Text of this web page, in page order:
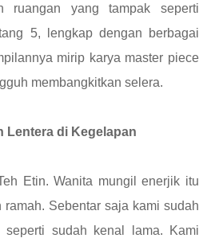
ruangan yang tampak seperti
5, lengkap dengan berbagai
mirip karya master piece
membangkitkan selera.
Lentera di Kegelapan
Etin. Wanita mungil enerjik itu
ramah. Sebentar saja kami sudah
seperti sudah kenal lama. Kami